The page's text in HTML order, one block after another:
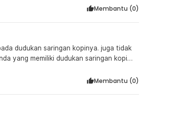
Membantu (0)
dudukan saringan kopinya. juga tidak
yang memiliki dudukan saringan kopi
Membantu (0)